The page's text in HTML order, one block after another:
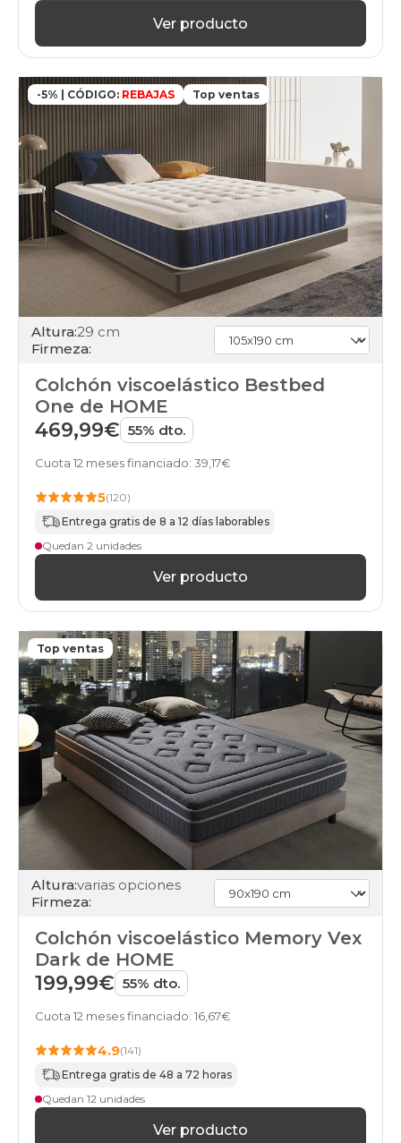
Ver producto
-5% | CÓDIGO: REBAJAS Top ventas
Altura:29 cm
Firmeza:
Colchón viscoelástico Bestbed
One de HOME
469,99€ 55% dto.
Cuota 12 meses financiado: 39,17€
5(120)
Entrega gratis de 8 a 12 días laborables
Quedan 2 unidades
Ver producto
Top ventas
Altura:varias opciones
Firmeza:
Colchón viscoelástico Memory Vex
Dark de HOME
199,99€ 55% dto.
Cuota 12 meses financiado: 16,67€
4.9(141)
Entrega gratis de 48 a 72 horas
Quedan 12 unidades
Ver producto